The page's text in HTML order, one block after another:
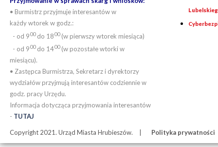
• Burmistrz przyjmuje interesantów w
każdy wtorek w godz.:
- od 900do 1800(w pierwszy wtorek miesiąca)
- od 900do 1400(w pozostałe wtorki w
miesiącu).
• Zastępca Burmistrza, Sekretarz i dyrektorzy
wydziałów przyjmują interesantów codziennie w
godz. pracy Urzędu.
Informacja dotycząca przyjmowania interesantów
- TUTAJ
Copyright 2021. Urząd Miasta Hrubieszów. Polityka prywatności